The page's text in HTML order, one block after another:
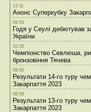
13:11
Анонс Суперкубку
09:54
Годя у Сеулі дебютував
України
10:28
Чемпіонство Севлюша,
бронзовіння Тячева
09:00
Результати 14-го туру
Закарпаття 2023
08:59
Результати 13-го туру
Закарпаття 2023